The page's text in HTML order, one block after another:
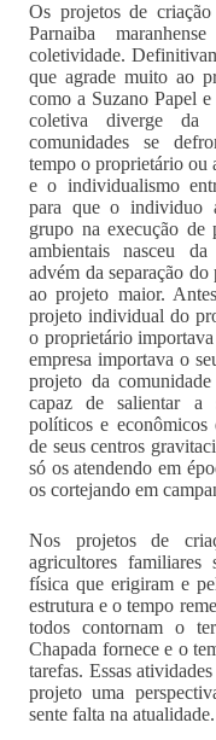
Os projetos de
Parnaiba
coletividade.
que agrade muito ao
como a Suzano Papel
coletiva diverge
comunidades se
tempo o proprietário ou
e o individualismo
para que o individuo
grupo na execução de
ambientais nasceu
advém da separação
ao projeto maior.
projeto individual do
o proprietário
empresa importava o
projeto da
capaz de salientar a
políticos e econômicos
de seus centros
só os atendendo em
os cortejando em
Nos projetos de
agricultores familiares
física que erigiram e
estrutura e o tempo
todos contornam o
Chapada fornece e o
tarefas. Essas
projeto uma
sente falta na atualidade.